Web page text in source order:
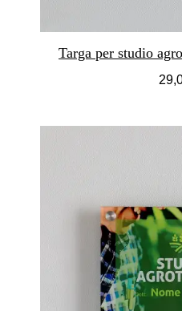
Targa per studio